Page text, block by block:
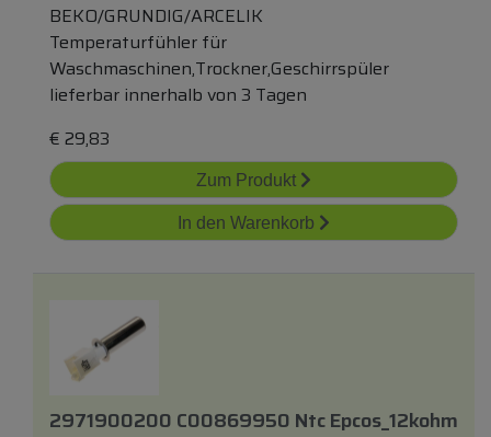
BEKO/GRUNDIG/ARCELIK
Temperaturfühler für
Waschmaschinen,Trockner,Geschirrspüler
lieferbar innerhalb von 3 Tagen
€ 29,83
Zum Produkt
In den Warenkorb
2971900200 C00869950 Ntc Epcos_12kohm